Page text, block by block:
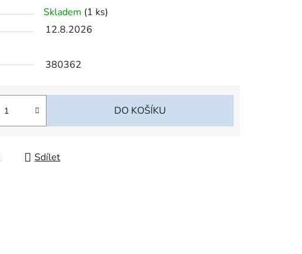
Skladem (1 ks)
12.8.2026
380362
DO KOŠÍKU
Sdílet